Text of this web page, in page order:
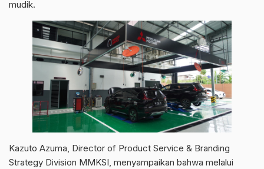
mudik.
Kazuto Azuma, Director of Product Service & Branding
Strategy Division MMKSI, menyampaikan bahwa melalui